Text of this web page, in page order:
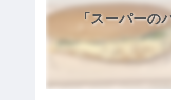
「スーパーの